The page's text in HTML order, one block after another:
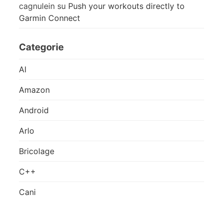
cagnulein su Push your workouts directly to
Garmin Connect
Categorie
AI
Amazon
Android
Arlo
Bricolage
C++
Cani